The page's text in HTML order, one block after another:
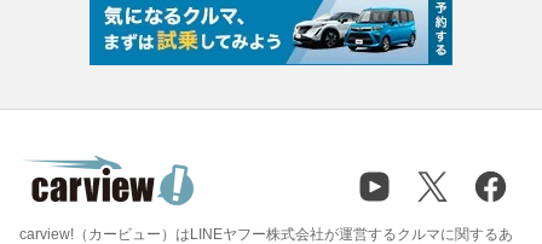
carview!（カービュー）はLINEヤフー株式会社が運営するクルマに関するあ